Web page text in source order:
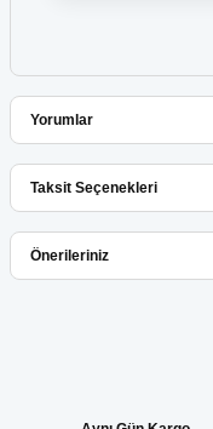
Yorumlar
Bu
Taksit Seçenekleri
Önerileriniz